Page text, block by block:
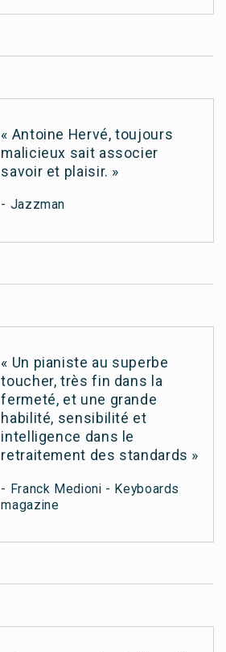
« Antoine Hervé, toujours
malicieux sait associer
savoir et plaisir. »
- Jazzman
« Un pianiste au superbe
toucher, très fin dans la
fermeté, et une grande
habilité, sensibilité et
intelligence dans le
retraitement des standards »
- Franck Medioni - Keyboards
magazine